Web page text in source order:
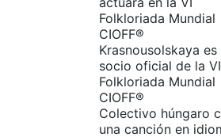
Folkloriada Mundial
CIOFF®
Krasnousolskaya es
socio oficial de la VI
Folkloriada Mundial
CIOFF®
Colectivo húngaro
una canción en